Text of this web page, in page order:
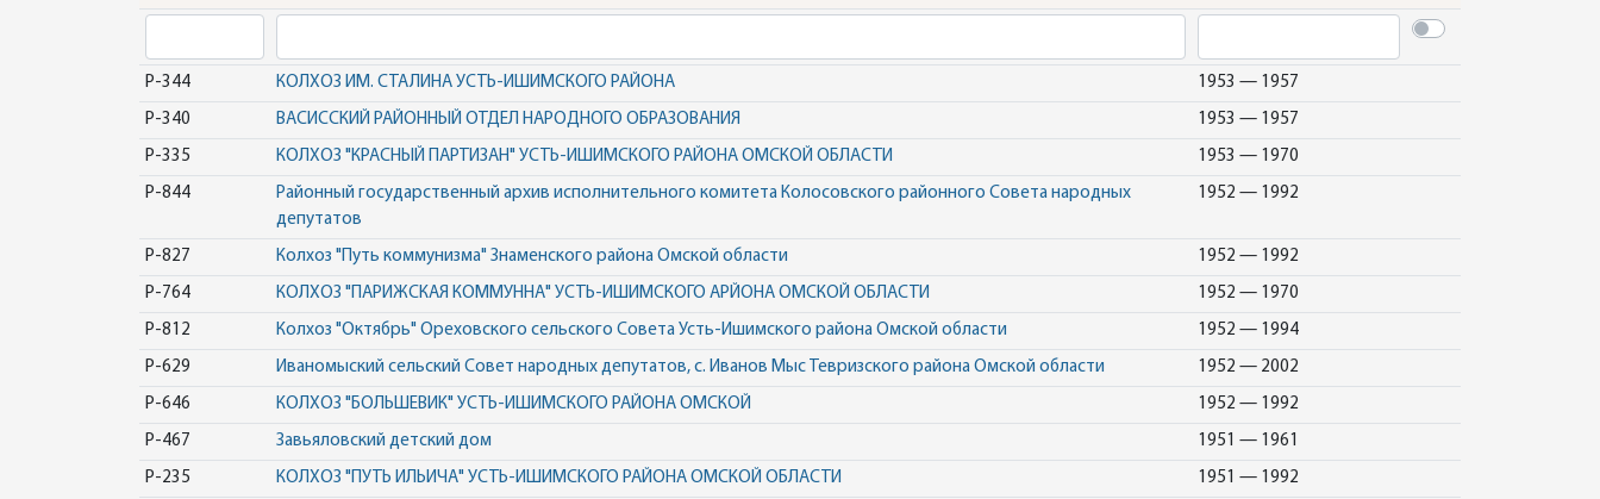
Р-344 КОЛХОЗ ИМ. СТАЛИНА УСТЬ-ИШИМСКОГО РАЙОНА 1953 — 1957
Р-340 ВАСИССКИЙ РАЙОННЫЙ ОТДЕЛ НАРОДНОГО ОБРАЗОВАНИЯ 1953 — 1957
Р-335 КОЛХОЗ "КРАСНЫЙ ПАРТИЗАН" УСТЬ-ИШИМСКОГО РАЙОНА ОМСКОЙ ОБЛАСТИ 1953 — 1970
Р-844
Районный государственный архив исполнительного комитета Колосовского районного Совета народных
депутатов
1952 — 1992
Р-827 Колхоз "Путь коммунизма" Знаменского района Омской области 1952 — 1992
Р-764 КОЛХОЗ "ПАРИЖСКАЯ КОММУННА" УСТЬ-ИШИМСКОГО АРЙОНА ОМСКОЙ ОБЛАСТИ 1952 — 1970
Р-812 Колхоз "Октябрь" Ореховского сельского Совета Усть-Ишимского района Омской области 1952 — 1994
Р-629 Иваномыский сельский Совет народных депутатов, с. Иванов Мыс Тевризского района Омской области 1952 — 2002
Р-646 КОЛХОЗ "БОЛЬШЕВИК" УСТЬ-ИШИМСКОГО РАЙОНА ОМСКОЙ 1952 — 1992
Р-467 Завьяловский детский дом 1951 — 1961
Р-235 КОЛХОЗ "ПУТЬ ИЛЬИЧА" УСТЬ-ИШИМСКОГО РАЙОНА ОМСКОЙ ОБЛАСТИ 1951 — 1992